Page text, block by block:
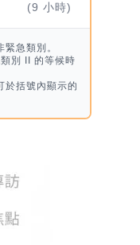
(9 小時)
急類別。
別 II 的等候時
於括號內顯示的